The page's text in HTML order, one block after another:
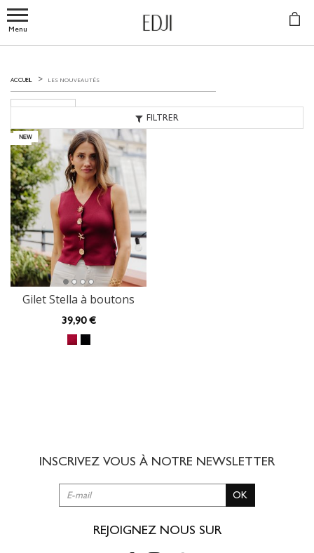
Menu
FILTRER
ACCUEIL LES NOUVEAUTÉS
ROUGE
Gilet Stella à boutons
39,90 €
INSCRIVEZ VOUS À NOTRE NEWSLETTER
OK
REJOIGNEZ NOUS SUR